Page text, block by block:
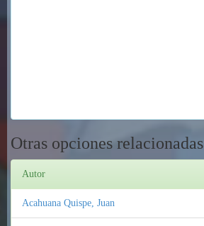
Otras opciones relacionadas
Autor
Acahuana Quispe, Juan